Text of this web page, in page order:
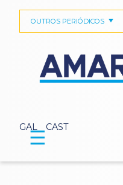
GAL CAST
OUTROS PERIÓDICOS
☰